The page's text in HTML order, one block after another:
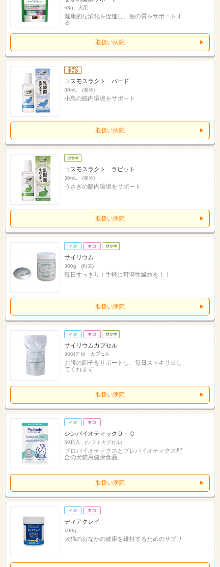
63g 犬用
健康的な消化を促進し、便の質をサポートす
る
取扱い病院
コスモスラクト バード
30mL (液体)
小鳥の腸内環境をサポート
取扱い病院
コスモスラクト ラビット
30mL (液体)
うさぎの腸内環境をサポート
取扱い病院
サイリウム
300g (粉末)
毎日すっきり！手軽に可溶性繊維を！！
取扱い病院
サイリウムカプセル
300ｶﾌﾟｾﾙ カプセル
お腹の調子をサポートし、毎日スッキリ出し
てくれます
取扱い病院
シンバイオティックＤ－Ｃ
50粒入 (ソフトカプセル)
プロバイオティクスとプレバイオティクス配
合の犬猫用健康食品
取扱い病院
ディアクレイ
100g
犬猫のおなかの健康を維持するためのサプリ